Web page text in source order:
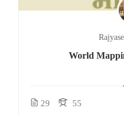
World
29 55